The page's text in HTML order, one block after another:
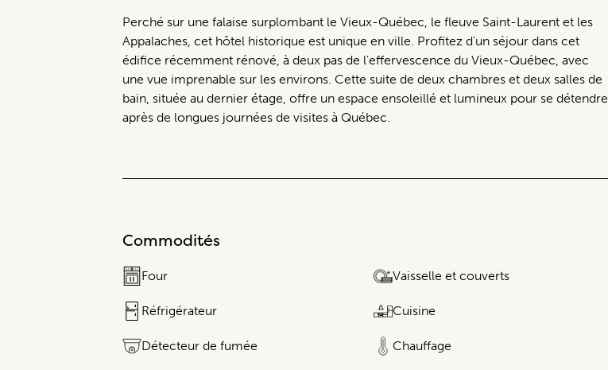
Perché sur une falaise surplombant le Vieux-Québec, le fleuve Saint-Laurent et les
Appalaches, cet hôtel historique est unique en ville. Profitez d'un séjour dans cet
édifice récemment rénové, à deux pas de l'effervescence du Vieux-Québec, avec
une vue imprenable sur les environs. Cette suite de deux chambres et deux salles de
bain, située au dernier étage, offre un espace ensoleillé et lumineux pour se détendre
après de longues journées de visites à Québec.
Commodités
Four Vaisselle et couverts
Réfrigérateur​​​‌ ‍ ​‍​‍‌‍ ‌ ​‍‌‍‍‌‌‍‌ ‌‍‍‌‌‍ ‍​‍​‍​‍​‍‌ ​ ‌‍​‌‌‍ ‌‍‌‍‌‌ ‌​‌ ‍‌​‍ ‍‌‍‌‌‍ ​‍​‍​‍ ‌‍‍​‌ ​‍‌‍‌‌‌‍‌‍​‍​‍​ ‍‍​‍​‍​‍ ‌ ​ ‌ ‌​‌ ‌‌‌‍‌​‌‍‍‌‌‍ ​‍ ‌‍‍‌‌‍ ‍‌ ‌​‌‍‌‌‌‍ ‍‌ ‌​​‍ ‌‍‌‌‌‍‌​‌‍‍‌‌ ‌​​‍ ‌‍ ‌‌‍ ‌‍‌​‌‍‌‌​ ‌‌ ​​‌ ​‍‌‍‌‌‌ ​ ‌‍‌‌‌‍ ‌​‌‍​‌‌ ‌​‌‍‍‌‌‍ ‌‍ ‍​ ‍ ‌‍‍‌‌‍‌​​ ‌​ ‌ ​ ​ ​ ​‌​ ​‌​ ‍‌​ ​‍​ ​‍​ ​ ​‍ ‌​ ‌‍​ ‌‍​ ​ ‌‍‌‌​‍ ‌​ ‌​​ ​ ‌‍​ ​ ‌‍​‍ ‌‌‍‌​ ​ ‌‍‌‌‌‍‌‍​ ​‍​‍ ‌​ ‌​ ​ ‌‌​ ​ ‌‍​‍​‍ ‌‌‍​‌‍​ ​ ‌‍‌‍​‌​‍ ‌‌‍​‍​ ​ ‌‍​‌‌‍​‌​ ‍​​ ​ ​ ​‍​ ‌‍​‌‌‍​ ​ ‌​​ ‍​​‍‌‍‌ ‌​‌ ‍‌‌ ​​‌‍‌‌​ ‌‌‍​‌‌‍ ‌‌‍‌‌‌‍ ‌‍‌‌ ‌​‌ ‍‌​‍‌‍‌ ​​‌‍​‌‌ ‌​‌‍‍​​ ‌‌ ‌​‌‍‍‌‌ ‌​‌‍ ​‌‍‌‌​‍​‍‌ ‌ Cuisine
Détecteur de fumée Chauffage